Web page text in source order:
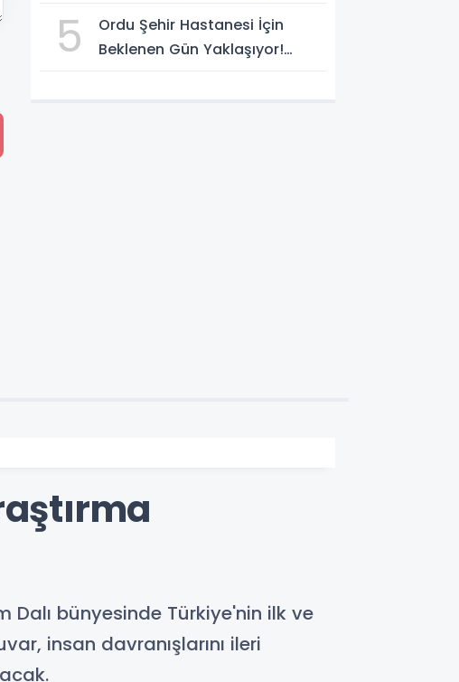
5
Ordu Şehir Hastanesi İçin
Beklenen Gün Yaklaşıyor!
Dalı bünyesinde Türkiye'nin ilk ve
insan davranışlarını ileri